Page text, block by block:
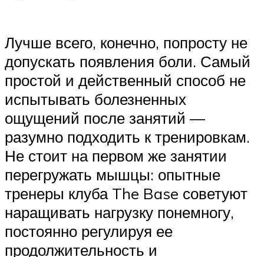
Лучше всего, конечно, попросту не
допускать появления боли. Самый
простой и действенный способ не
испытывать болезненных
ощущений после занятий —
разумно подходить к тренировкам.
Не стоит на первом же занятии
перегружать мышцы: опытные
тренеры клуба The Base советуют
наращивать нагрузку понемногу,
постоянно регулируя ее
продолжительность и